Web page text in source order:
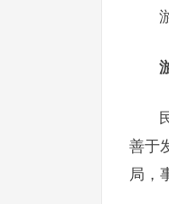
善于
局，